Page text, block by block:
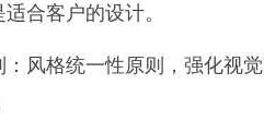
合客户的设计。
风格统一性原则，强化视